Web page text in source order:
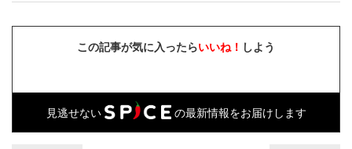
この記事が気に入ったらいいね！ しよう
見逃せない の最新情報をお届けします